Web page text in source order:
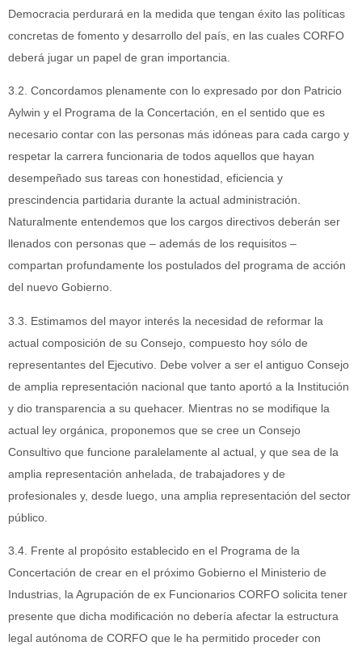
Democracia perdurará en la medida que tengan éxito las políticas
concretas de fomento y desarrollo del país, en las cuales CORFO
deberá jugar un papel de gran importancia.
3.2. Concordamos plenamente con lo expresado por don Patricio
Aylwin y el Programa de la Concertación, en el sentido que es
necesario contar con las personas más idóneas para cada cargo y
respetar la carrera funcionaria de todos aquellos que hayan
desempeñado sus tareas con honestidad, eficiencia y
prescindencia partidaria durante la actual administración.
Naturalmente entendemos que los cargos directivos deberán ser
llenados con personas que – además de los requisitos –
compartan profundamente los postulados del programa de acción
del nuevo Gobierno.
3.3. Estimamos del mayor interés la necesidad de reformar la
actual composición de su Consejo, compuesto hoy sólo de
representantes del Ejecutivo. Debe volver a ser el antiguo Consejo
de amplia representación nacional que tanto aportó a la Institución
y dio transparencia a su quehacer. Mientras no se modifique la
actual ley orgánica, proponemos que se cree un Consejo
Consultivo que funcione paralelamente al actual, y que sea de la
amplia representación anhelada, de trabajadores y de
profesionales y, desde luego, una amplia representación del sector
público.
3.4. Frente al propósito establecido en el Programa de la
Concertación de crear en el próximo Gobierno el Ministerio de
Industrias, la Agrupación de ex Funcionarios CORFO solicita tener
presente que dicha modificación no debería afectar la estructura
legal autónoma de CORFO que le ha permitido proceder con